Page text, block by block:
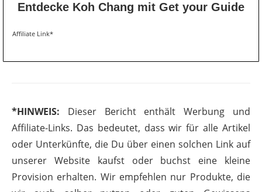
Entdecke Koh Chang mit Get your Guide
Affiliate Link*
*HINWEIS: Dieser Bericht enthält Werbung und
Affiliate-Links. Das bedeutet, dass wir für alle Artikel
oder Unterkünfte, die Du über einen solchen Link auf
unserer Website kaufst oder buchst eine kleine
Provision erhalten. Wir empfehlen nur Produkte, die